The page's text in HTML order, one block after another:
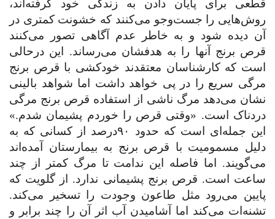
قطعی برای پایان دادن به زندگی خود گرفته‌اند،
روش‌هایی را جست‌وجو می‌کنند که خشونت کمتری در
آن دیده شود و به خاطر عدم آگاهی تصور می‌کنند
قرص برنج آنها را به هدفشان می‌رساند. این درحالی
است که کارشناسان معتقدند خودکشی با قرص برنج
مرگی سریع را در پی خواهد داشت اما شواهد بالینی
نشان می‌دهد مرگ ناشی از استفاده قرص برنج مرگی
دردناک است. «وقتی قرص را خوردم پشیمان شدم.»
این جمله‌ای است که حدود ۹۰‌درصد از کسانی که به
دلیل مسمومیت با قرص برنج به بیمارستان آمده‌اند
می‌گویند. اما فاصله این ندامت تا مرگ کمتر از چند
ساعت است. قرص برنج پشیمانی ندارد. از گلویت که
پایین می‌رود مثل طاعون وجودت را تسخیر می‌کند.
تشنه‌ات می‌کند اما آشامیدن آب اثر آن را چند برابر و